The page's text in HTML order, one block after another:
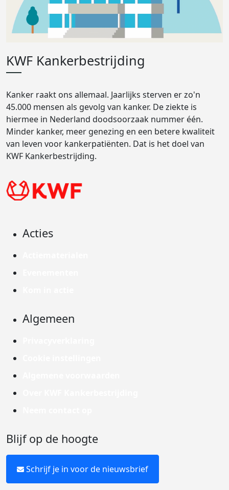
KWF Kankerbestrijding
Kanker raakt ons allemaal. Jaarlijks sterven er zo'n
45.000 mensen als gevolg van kanker. De ziekte is
hiermee in Nederland doodsoorzaak nummer één.
Minder kanker, meer genezing en een betere kwaliteit
van leven voor kankerpatiënten. Dat is het doel van
KWF Kankerbestrijding.
Acties
Algemeen
Blijf op de hoogte
Schrijf je in voor de nieuwsbrief